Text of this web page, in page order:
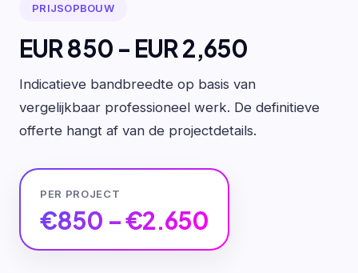
PRIJSOPBOUW
EUR 850 - EUR 2,650
Indicatieve bandbreedte op basis van
vergelijkbaar professioneel werk. De definitieve
offerte hangt af van de projectdetails.
PER PROJECT
€850 – €2.650